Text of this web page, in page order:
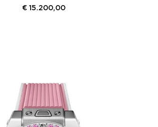
€ 15.200,00